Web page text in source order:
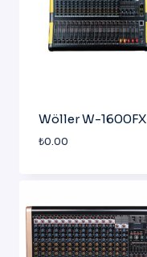
Wöller W-1600FX
₺0.00